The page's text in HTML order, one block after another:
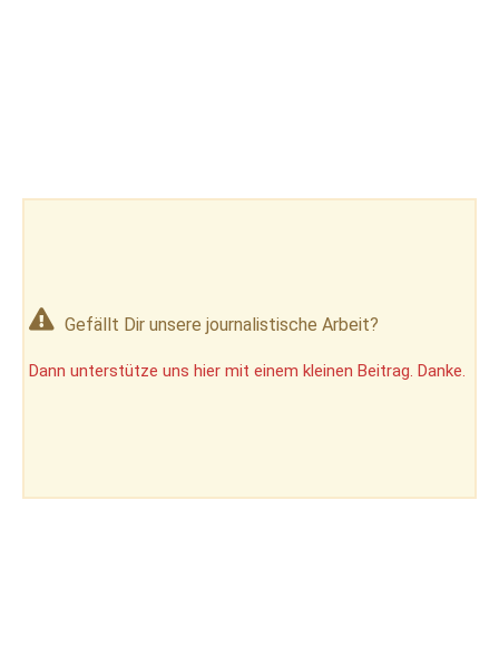
Gefällt Dir unsere journalistische Arbeit?
Dann unterstütze uns hier mit einem kleinen Beitrag. Danke.